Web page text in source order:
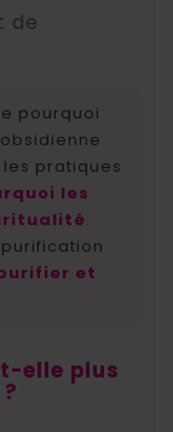
de
pourquoi
pratiques
les
.
et
elle plus